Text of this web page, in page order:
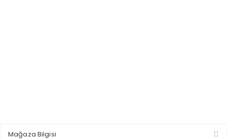
Mağaza Bilgisi